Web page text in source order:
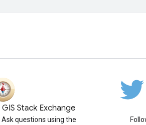
GIS Stack Exchange
Ask questions using the